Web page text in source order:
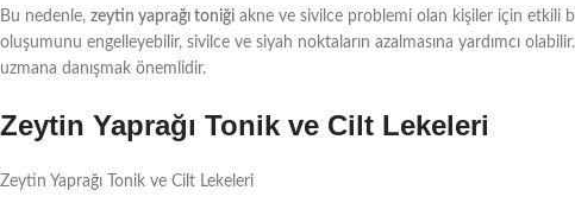
Bu nedenle, zeytin yaprağı toniği akne ve sivilce problemi olan kişiler için etkili
oluşumunu engelleyebilir, sivilce ve siyah noktaların azalmasına yardımcı
uzmana danışmak önemlidir.
Zeytin Yaprağı Tonik ve Cilt Lekeleri
Zeytin Yaprağı Tonik ve Cilt Lekeleri